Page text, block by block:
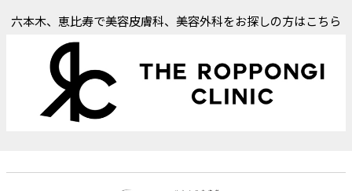
六本木、恵比寿で美容皮膚科、美容外科をお探しの方はこちら